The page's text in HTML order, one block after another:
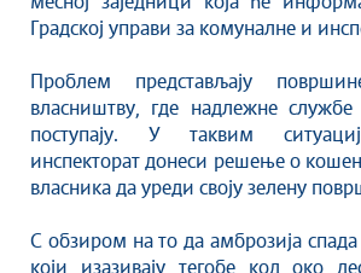
Образовање
Савет за координацију
саобраћаја
Људска и мањинска права
Градској управи за комуналне и
Проблем представљају
власништву, где надлежне
поступају. У таквим
инспекторат донеси решење о
власника да уреди своју зелену
С обзиром на то да амброзија спада
који изазивају тегобе код око